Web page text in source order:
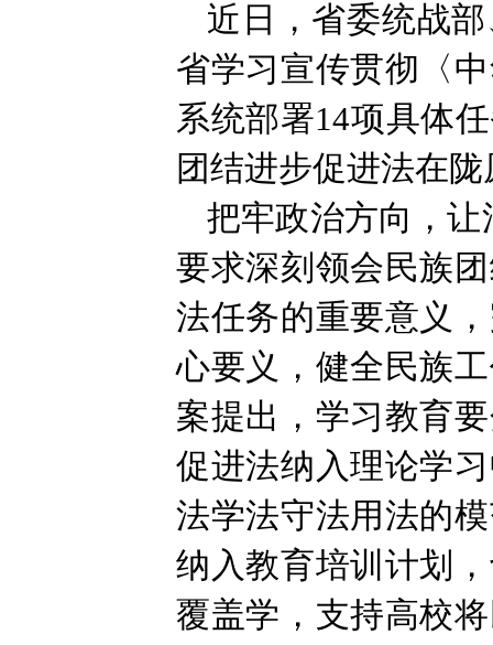
近日，省委统战
省学习宣传贯彻〈
系统部署14项具体
团结进步促进法在
把牢政治方向，
要求深刻领会民族
法任务的重要意义
心要义，健全民族
案提出，学习教育
促进法纳入理论学
法学法守法用法的
纳入教育培训计划
覆盖学，支持高校